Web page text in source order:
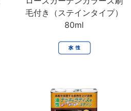
毛付き（ステインタイプ）
80ml